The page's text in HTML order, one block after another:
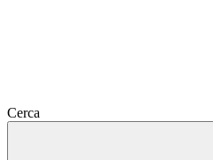
Cerca